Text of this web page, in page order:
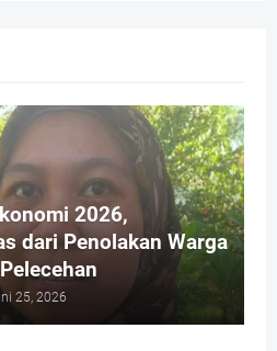
2026,
dari Penolakan Warga
25, 2026